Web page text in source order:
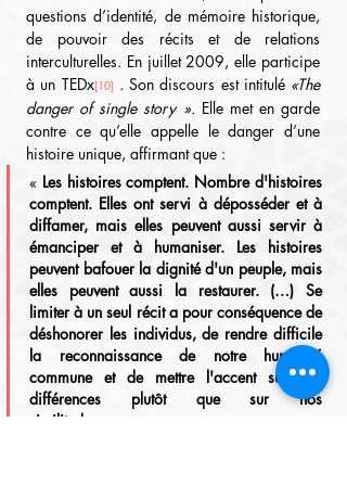
questions d’identité, de mémoire historique,
de pouvoir des récits et de relations
interculturelles. En juillet 2009, elle participe
à un TEDx[10] . Son discours est intitulé «The
danger of single story ». Elle met en garde
contre ce qu’elle appelle le danger d’une
histoire unique, affirmant que :
« Les histoires comptent. Nombre d'histoires
comptent. Elles ont servi à déposséder et à
diffamer, mais elles peuvent aussi servir à
émanciper et à humaniser. Les histoires
peuvent bafouer la dignité d'un peuple, mais
elles peuvent aussi la restaurer. (…) Se
limiter à un seul récit a pour conséquence de
déshonorer les individus, de rendre difficile
la reconnaissance de notre humanité
commune et de mettre l'accent sur nos
différences plutôt que sur nos
similitudes.